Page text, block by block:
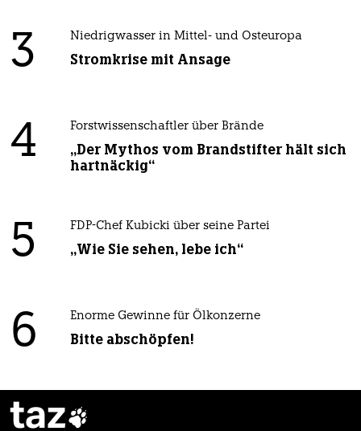
3 Niedrigwasser in Mittel- und Osteuropa
Stromkrise mit Ansage
4 Forstwissenschaftler über Brände
„Der Mythos vom Brandstifter hält sich
hartnäckig“
5 FDP-Chef Kubicki über seine Partei
„Wie Sie sehen, lebe ich“
6 Enorme Gewinne für Ölkonzerne
Bitte abschöpfen!
taz